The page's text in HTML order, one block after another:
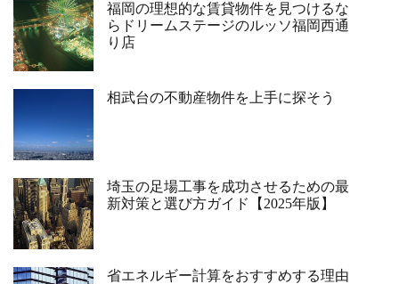
福岡の理想的な賃貸物件を見つけるな
らドリームステージのルッソ福岡西通
り店
相武台の不動産物件を上手に探そう
埼玉の足場工事を成功させるための最
新対策と選び方ガイド【2025年版】
省エネルギー計算をおすすめする理由